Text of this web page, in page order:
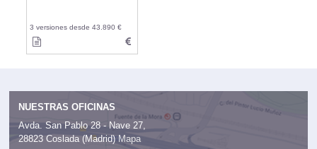
3 versiones desde 43.890 €
NUESTRAS OFICINAS
Avda. San Pablo 28 - Nave 27,
28823 Coslada (Madrid) Mapa